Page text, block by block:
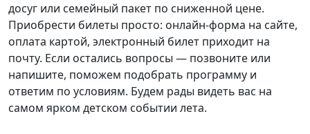
досуг или семейный пакет по сниженной цене.
Приобрести билеты просто: онлайн-форма на сайте,
оплата картой, электронный билет приходит на
почту. Если остались вопросы — позвоните или
напишите, поможем подобрать программу и
ответим по условиям. Будем рады видеть вас на
самом ярком детском событии лета.